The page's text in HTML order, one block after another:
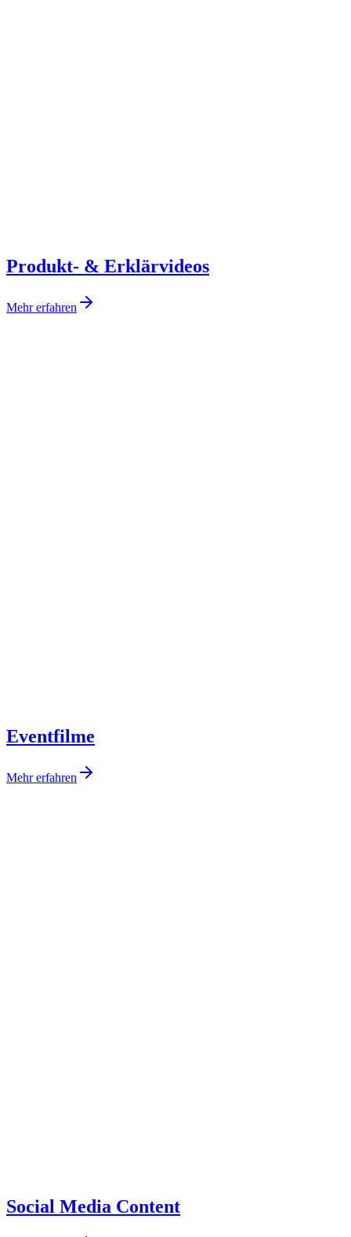
Produkt- & Erklärvideos
Mehr erfahren
Eventfilme
Mehr erfahren
Social Media Content